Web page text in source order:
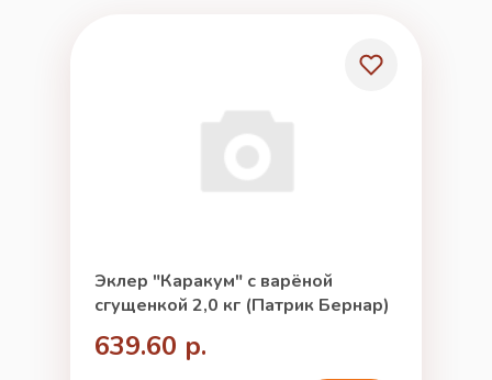
Эклер "Каракум" с варёной
сгущенкой 2,0 кг (Патрик Бернар)
639.60 р.